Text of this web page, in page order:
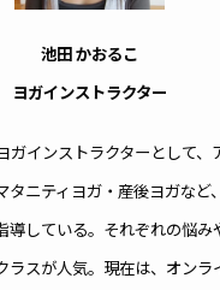
池田 かおるこ
ヨガインストラクター
ガインストラクターとして、
タニティヨガ・産後ヨガなど
導している。それぞれの悩み
ラスが人気。現在は、オンラ